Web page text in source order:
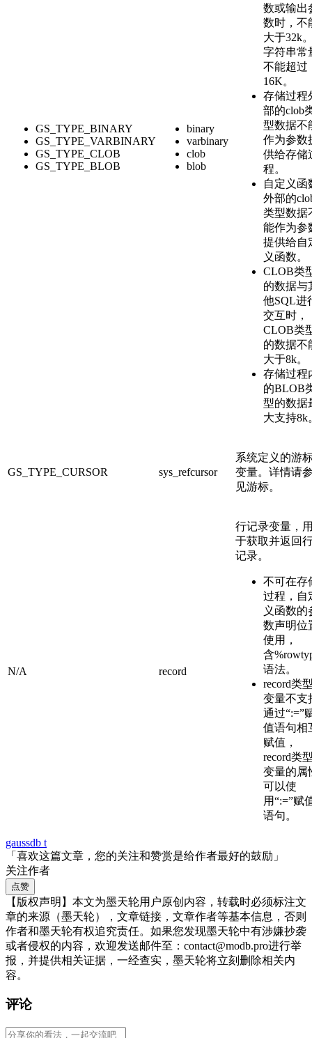
GS_TYPE_BINARY
GS_TYPE_VARBINARY
GS_TYPE_CLOB
GS_TYPE_BLOB
binary
varbinary
clob
blob
数或输出
数时，不
大于32k
字符串常
不能超过
16K。
存储过程
部的clob
型数据不
作为参数
供给存储
程。
自定义函
外部的
类型数据
能作为参
提供给自
义函数。
CLOB类
的数据与
他SQL进
交互时，
CLOB类
的数据不
大于8k。
存储过程
的BLOB
型的数据
大支持8k
GS_TYPE_CURSOR sys_refcursor
系统定义的游
变量。详情请
见游标。
N/A record
行记录变量，
于获取并返回
记录。
不可在存
过程，自
义函数的
数声明位
使用，
含
语法。
record类
变量不支
通过“:=”
值语句相
赋值，
record类
变量的属
可以使
用“:=”赋
语句。
gaussdb t
「喜欢这篇文章，您的关注和赞赏是给作者最好的鼓励」
关注作者
点赞
【版权声明】本文为墨天轮用户原创内容，转载时必须标注文
章的来源（墨天轮），文章链接，文章作者等基本信息，否则
作者和墨天轮有权追究责任。如果您发现墨天轮中有涉嫌抄袭
或者侵权的内容，欢迎发送邮件至：contact@modb.pro进行举
报，并提供相关证据，一经查实，墨天轮将立刻删除相关内
容。
评论